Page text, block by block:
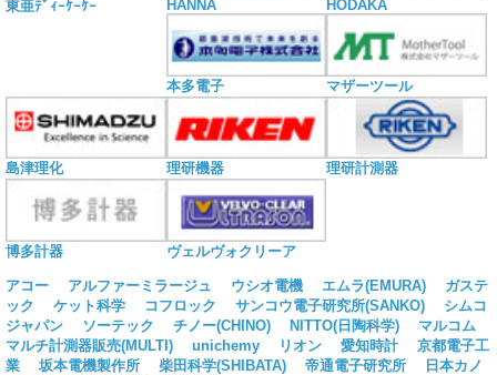
東亜ﾃﾞｨｰｹｰｹｰ HANNA HODAKA
本多電子 マザーツール
島津理化 理研機器 理研計測器
博多計器 ヴェルヴォクリーア
アコー アルファーミラージュ ウシオ電機 エムラ(EMURA)
ガステ
ック
ケット科学 コフロック サンコウ電子研究所(SANKO)
シムコ
ジャパン
ソーテック チノー(CHINO) NITTO(日陶科学)
マルコム
マルチ計測器販売(MULTI)
unichemy リオン 愛知時計
京都電子工
業
坂本電機製作所 柴田科学(SHIBATA) 帝通電子研究所
日本カノ